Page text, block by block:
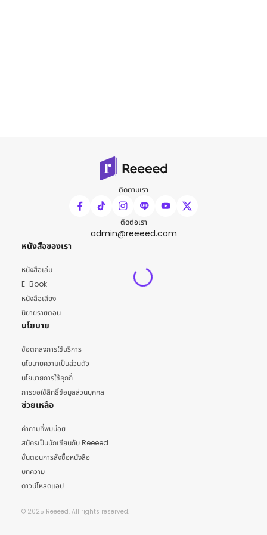
ติดตามเรา
ติดต่อเรา
admin@reeeed.com
หนังสือของเรา
หนังสือเล่ม
E-Book
หนังสือเสียง
นิยายรายตอน
นโยบาย
ข้อตกลงการใช้บริการ
นโยบายความเป็นส่วนตัว
นโยบายการใช้คุกกี้
การขอใช้สิทธิ์ข้อมูลส่วนบุคคล
ช่วยเหลือ
คำถามที่พบบ่อย
สมัครเป็นนักเขียนกับ Reeeed
ขั้นตอนการสั่งซื้อหนังสือ
บทความ
ดาวน์โหลดแอป
© 2025 Reeeed. All rights reserved.